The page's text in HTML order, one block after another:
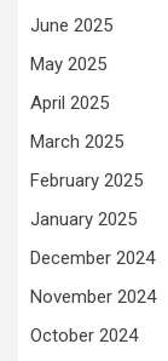
June 2025
May 2025
April 2025
March 2025
February 2025
January 2025
December 2024
November 2024
October 2024